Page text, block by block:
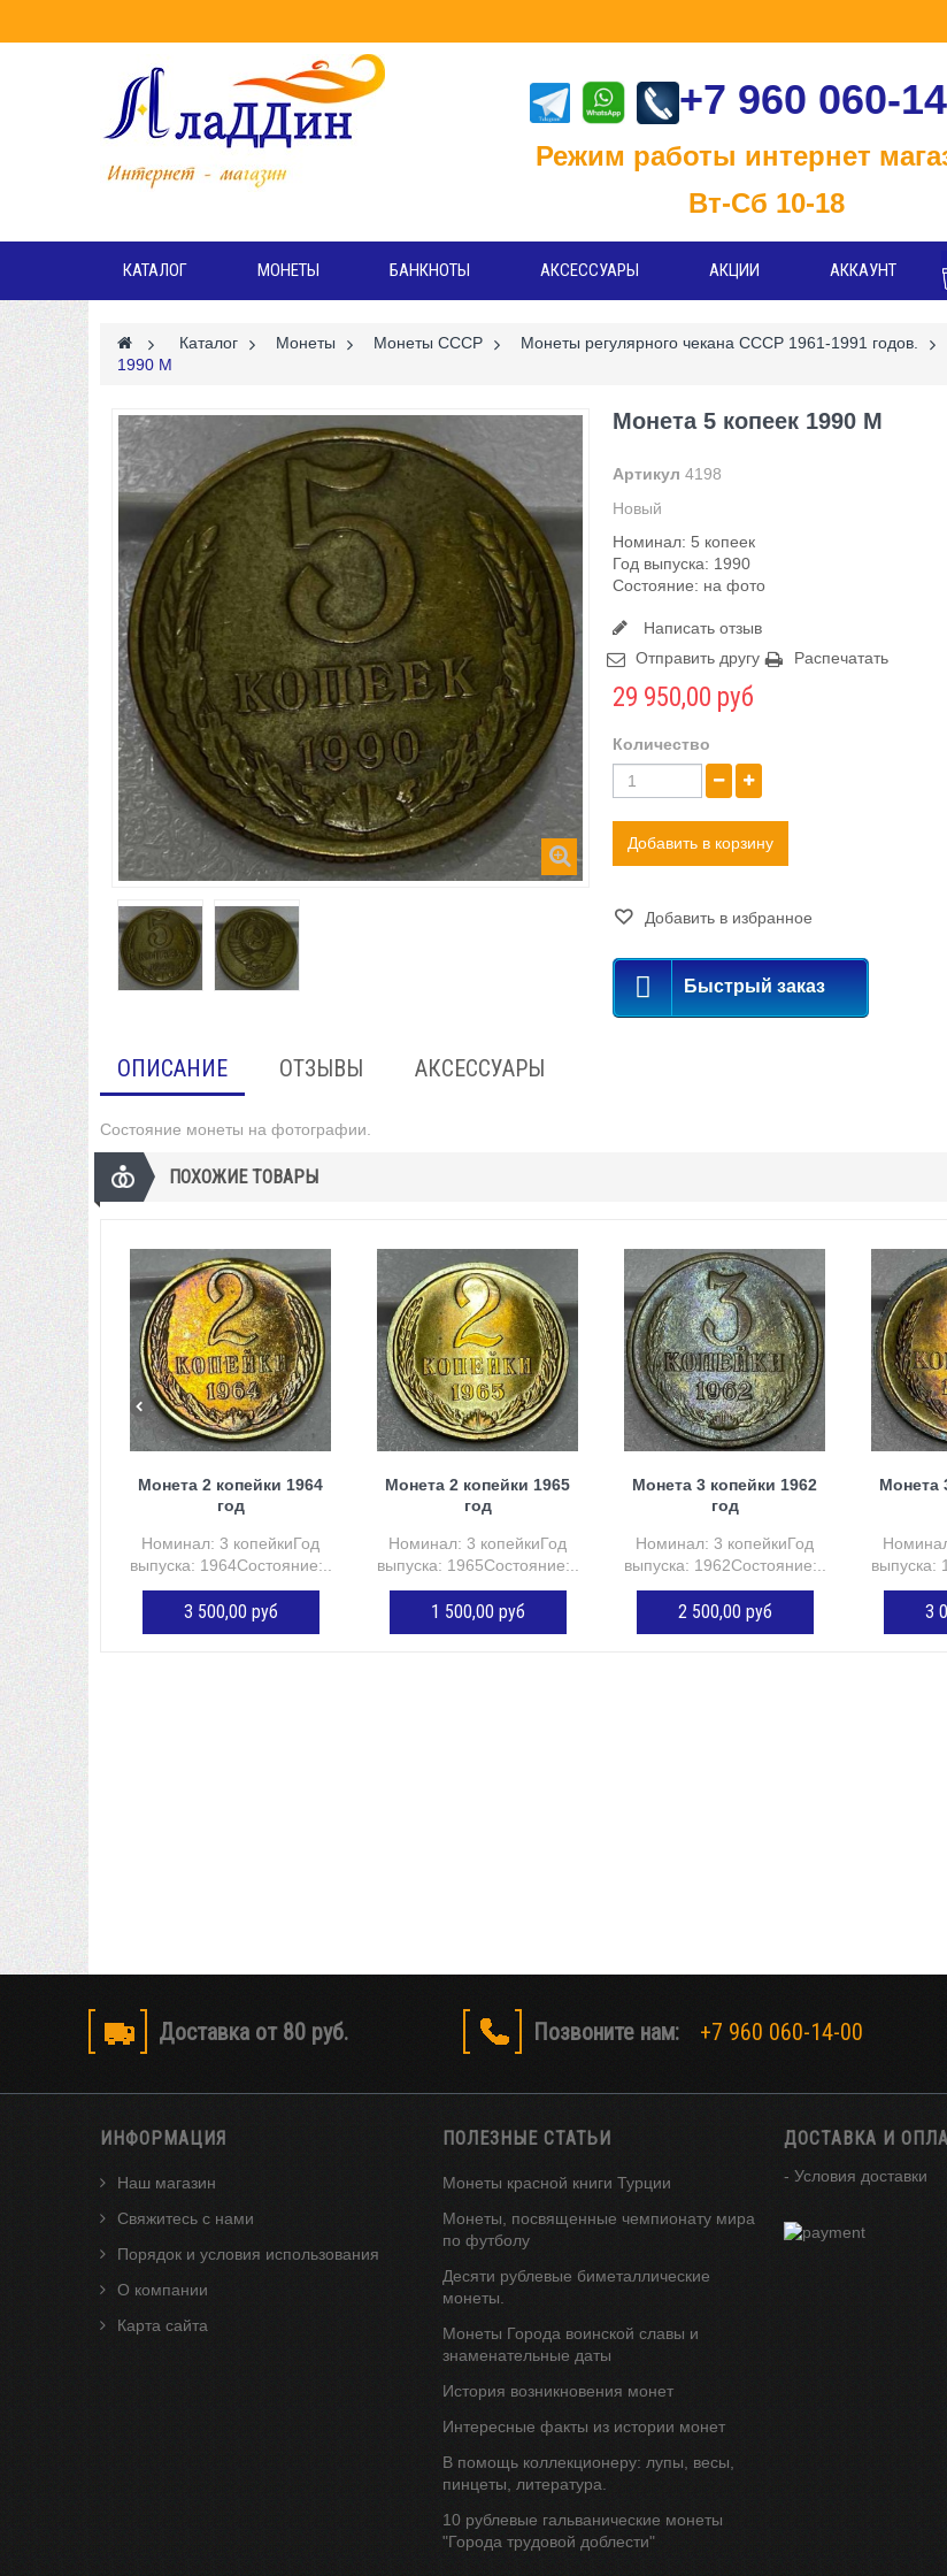
+7 960 060-
Режим работы интернет
Вт-Сб 10-18
КАТАЛОГ МОНЕТЫ БАНКНОТЫ АКСЕССУАРЫ АКЦИИ АККАУНТ
> Каталог > Монеты > Монеты СССР > Монеты регулярного чекана СССР 1961-1991 годов. >
1990 М
Монета 5 копеек 1990 М
Артикул 4198
Новый
Номинал: 5 копеек
Год выпуска: 1990
Состояние: на фото
Написать отзыв
Отправить другу
Распечатать
29 950,00 руб
Количество
Добавить в корзину
Добавить в избранное
Быстрый заказ
ОПИСАНИЕ ОТЗЫВЫ АКСЕССУАРЫ
Состояние монеты на фотографии.
ПОХОЖИЕ ТОВАРЫ
Монета 2 копейки 1964
год
Номинал: 3 копейкиГод
выпуска: 1964Состояние:...
3 500,00 руб
Монета 2 копейки 1965
год
Номинал: 3 копейкиГод
выпуска: 1965Состояние:...
1 500,00 руб
Монета 3 копейки 1962
год
Номинал: 3 копейкиГод
выпуска: 1962Состояние:...
2 500,00 руб
Монета
выпуска:
3
Доставка от 80 руб. Позвоните нам: +7 960 060-14-00
ИНФОРМАЦИЯ
Наш магазин
Свяжитесь с нами
Порядок и условия использования
О компании
Карта сайта
ПОЛЕЗНЫЕ СТАТЬИ
Монеты красной книги Турции
Монеты, посвященные чемпионату мира
по футболу
Десяти рублевые биметаллические
монеты.
Монеты Города воинской славы и
знаменательные даты
История возникновения монет
Интересные факты из истории монет
В помощь коллекционеру: лупы, весы,
пинцеты, литература.
10 рублевые гальванические монеты
"Города трудовой доблести"
ДОСТАВКА И
- Условия доставки